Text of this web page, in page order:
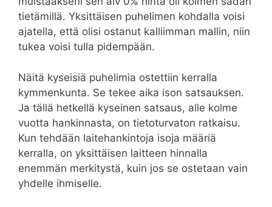
tietämillä. Yksittäisen puhelimen kohdalla voisi
ajatella, että olisi ostanut kalliimman mallin, niin
tukea voisi tulla pidempään.
Näitä kyseisiä puhelimia ostettiin kerralla
kymmenkunta. Se tekee aika ison satsauksen.
Ja tällä hetkellä kyseinen satsaus, alle kolme
vuotta hankinnasta, on tietoturvaton ratkaisu.
Kun tehdään laitehankintoja isoja määriä
kerralla, on yksittäisen laitteen hinnalla
enemmän merkitystä, kuin jos se ostetaan vain
yhdelle ihmiselle.